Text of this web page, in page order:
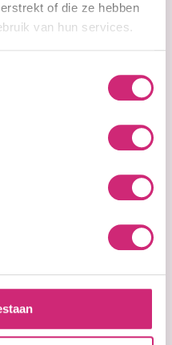
of die ze hebben
van hun services.
Lotion (500ml)